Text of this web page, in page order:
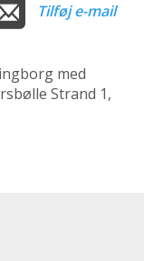
Tilføj e-mail
med
Strand 1,